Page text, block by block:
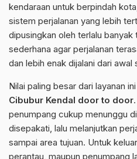
kendaraan untuk berpindah
sistem perjalanan yang lebih
dipusingkan oleh terlalu banyak
sederhana agar perjalanan
dan lebih enak dijalani dari awal
Nilai paling besar dari layanan
Cibubur Kendal door to door
penumpang cukup menunggu
disepakati, lalu melanjutkan
sampai area tujuan. Untuk
perantau, maupun penumpang